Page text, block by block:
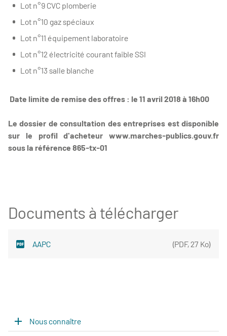
Lot n°9 CVC plomberie
Lot n°10 gaz spéciaux
Lot n°11 équipement laboratoire
Lot n°12 électricité courant faible SSI
Lot n°13 salle blanche
Date limite de remise des offres : le 11 avril 2018 à 16h00
Le dossier de consultation des entreprises est disponible
sur le profil d'acheteur www.marches-publics.gouv.fr
sous la référence 865-tx-01
Documents à télécharger
AAPC (PDF,27 Ko)
Nous connaître